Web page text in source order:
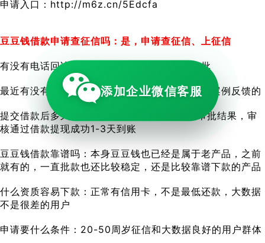
申请入口：http://m6z.cn/5Edcfa
豆豆钱借款申请查征信吗：是，申请查征信、上征信
有没有电话回访：没有，基本全流程是系统审批
最近有没有下款案例反馈：是，近期市场有下款案例反馈的
提交借款后多久到账：提交后1-3个小时会出审批结果，审
核通过借款提现成功1-3天到账
豆豆钱借款靠谱吗：本身豆豆钱也已经是属于老产品，之前
就有的，一直批款也还比较稳定，还是比较靠谱下款的产品
什么资质容易下款：正常有信用卡，不是最低还款，大数据
不是很差的用户
申请要什么条件：20-50周岁征信和大数据良好的用户群体
添加企业微信客服